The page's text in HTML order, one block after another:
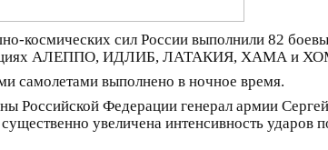
космических сил России выполнили 82
АЛЕППО, ИДЛИБ, ЛАТАКИЯ, ХАМА и
самолетами выполнено в ночное время.
Российской Федерации генерал армии
увеличена интенсивность ударов